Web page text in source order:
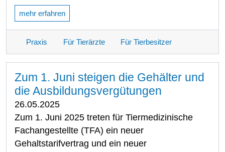
mehr erfahren
Praxis Für Tierärzte Für Tierbesitzer
Zum 1. Juni steigen die Gehälter und
die Ausbildungsvergütungen
26.05.2025
Zum 1. Juni 2025 treten für Tiermedizinische
Fachangestellte (TFA) ein neuer
Gehaltstarifvertrag und ein neuer